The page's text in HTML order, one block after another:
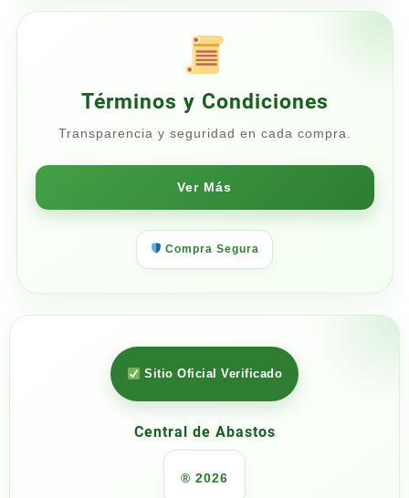
Términos y Condiciones
Transparencia y seguridad en cada compra.
Ver Más
Compra Segura
Sitio Oficial Verificado
Central de Abastos
® 2026